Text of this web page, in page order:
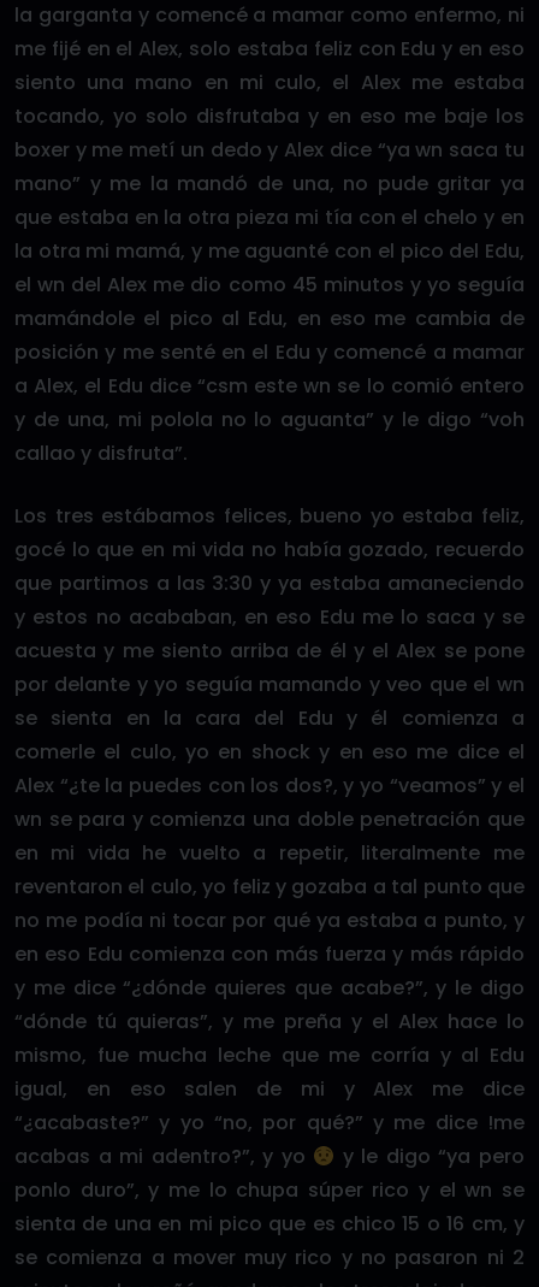
la garganta y comencé a mamar como enfermo, ni
me fijé en el Alex, solo estaba feliz con Edu y en eso
siento una mano en mi culo, el Alex me estaba
tocando, yo solo disfrutaba y en eso me baje los
boxer y me metí un dedo y Alex dice “ya wn saca tu
mano” y me la mandó de una, no pude gritar ya
que estaba en la otra pieza mi tía con el chelo y en
la otra mi mamá, y me aguanté con el pico del Edu,
el wn del Alex me dio como 45 minutos y yo seguía
mamándole el pico al Edu, en eso me cambia de
posición y me senté en el Edu y comencé a mamar
a Alex, el Edu dice “csm este wn se lo comió entero
y de una, mi polola no lo aguanta” y le digo “voh
callao y disfruta”.
Los tres estábamos felices, bueno yo estaba feliz,
gocé lo que en mi vida no había gozado, recuerdo
que partimos a las 3:30 y ya estaba amaneciendo
y estos no acababan, en eso Edu me lo saca y se
acuesta y me siento arriba de él y el Alex se pone
por delante y yo seguía mamando y veo que el wn
se sienta en la cara del Edu y él comienza a
comerle el culo, yo en shock y en eso me dice el
Alex “¿te la puedes con los dos?, y yo “veamos” y el
wn se para y comienza una doble penetración que
en mi vida he vuelto a repetir, literalmente me
reventaron el culo, yo feliz y gozaba a tal punto que
no me podía ni tocar por qué ya estaba a punto, y
en eso Edu comienza con más fuerza y más rápido
y me dice “¿dónde quieres que acabe?”, y le digo
“dónde tú quieras”, y me preña y el Alex hace lo
mismo, fue mucha leche que me corría y al Edu
igual, en eso salen de mi y Alex me dice
“¿acabaste?” y yo “no, por qué?” y me dice !me
acabas a mi adentro?”, y yo
y le digo “ya pero
ponlo duro”, y me lo chupa súper rico y el wn se
sienta de una en mi pico que es chico 15 o 16 cm, y
se comienza a mover muy rico y no pasaron ni 2